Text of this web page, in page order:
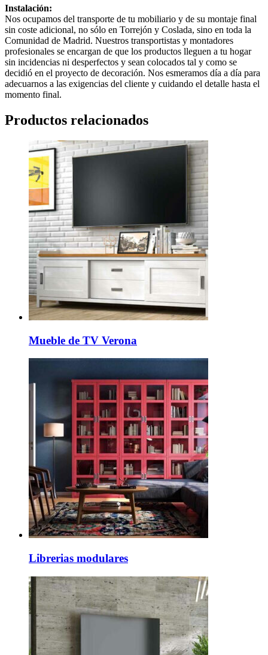
Instalación:
Nos ocupamos del transporte de tu mobiliario y de su montaje final
sin coste adicional, no sólo en Torrejón y Coslada, sino en toda la
Comunidad de Madrid. Nuestros transportistas y montadores
profesionales se encargan de que los productos lleguen a tu hogar
sin incidencias ni desperfectos y sean colocados tal y como se
decidió en el proyecto de decoración. Nos esmeramos día a día para
adecuarnos a las exigencias del cliente y cuidando el detalle hasta el
momento final.
Productos relacionados
Mueble de TV Verona
Librerias modulares